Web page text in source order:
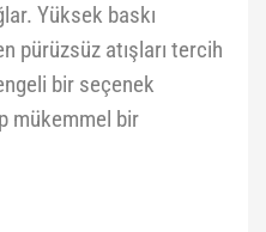
Yüksek baskı
pürüzsüz atışları tercih
bir seçenek
mükemmel bir